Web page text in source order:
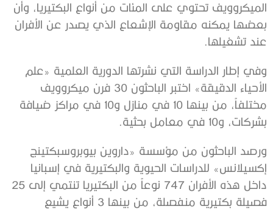
الميكروويف تحتوي على المئات من أنواع البكتيريا، وأن
بعضها يمكنه مقاومة الإشعاع الذي يصدر عن الأفران
عند تشغيلها.
وفي إطار الدراسة التي نشرتها الدورية العلمية «علم
الأحياء الدقيقة» اختبر الباحثون 30 فرن ميكروويف
مختلفاً، من بينها 10 في منازل و10 في مراكز ضيافة
بشركات، و10 في معامل بحثية.
ورصد الباحثون من مؤسسة «داروين بيوبروسبكتينج
إكسيلانس» للدراسات الحيوية والبكتيرية في إسبانيا
داخل هذه الأفران 747 نوعاً من البكتيريا تنتمي إلى 25
فصيلة بكتيرية منفصلة، من بينها 3 أنواع يشيع